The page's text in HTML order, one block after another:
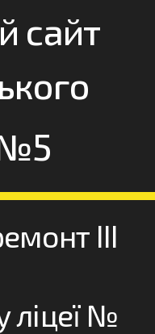
сайт
ІІІ
ліцеї №